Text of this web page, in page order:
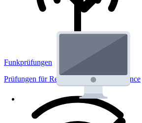
Funkprüfungen
Prüfungen für Regulatorik und Performance